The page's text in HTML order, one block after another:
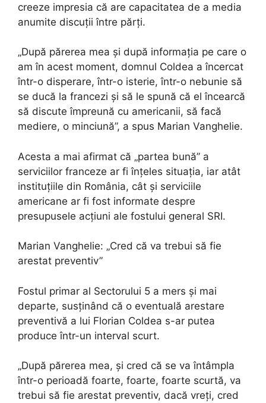
creeze impresia că are capacitatea de a media
anumite discuții între părți.
„După părerea mea și după informația pe care o
am în acest moment, domnul Coldea a încercat
într-o disperare, într-o isterie, într-o nebunie să
se ducă la francezi și să le spună că el încearcă
să discute împreună cu americanii, să facă
mediere, o minciună”, a spus Marian Vanghelie.
Acesta a mai afirmat că „partea bună” a
serviciilor franceze ar fi înțeles situația, iar atât
instituțiile din România, cât și serviciile
americane ar fi fost informate despre
presupusele acțiuni ale fostului general SRI.
Marian Vanghelie: „Cred că va trebui să fie
arestat preventiv”
Fostul primar al Sectorului 5 a mers și mai
departe, susținând că o eventuală arestare
preventivă a lui Florian Coldea s-ar putea
produce într-un interval scurt.
„După părerea mea, și cred că se va întâmpla
într-o perioadă foarte, foarte, foarte scurtă, va
trebui să fie arestat preventiv, dacă vreți, cred